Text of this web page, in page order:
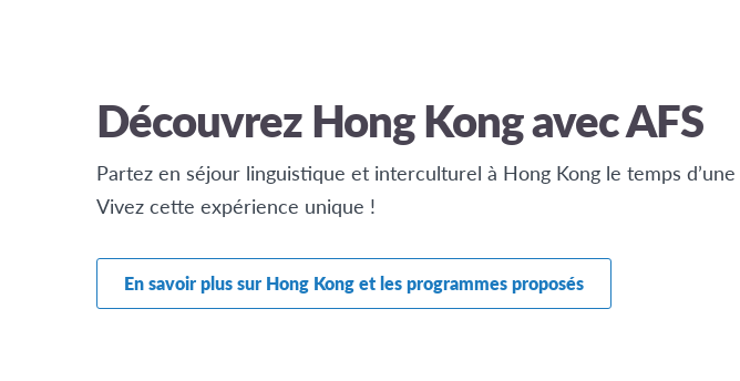
Découvrez Hong Kong avec AFS
Partez en séjour linguistique et interculturel à Hong Kong le temps
Vivez cette expérience unique !
En savoir plus sur Hong Kong et les programmes proposés